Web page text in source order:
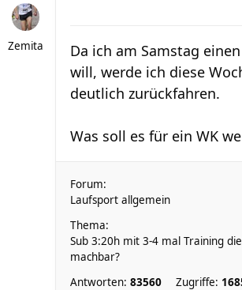
Zemita
Da ich am Samstag
will, werde ich diese
deutlich zurückfahren.
Was soll es für ein WK
Forum:
Laufsport allgemein
Thema:
Sub 3:20h mit 3-4 mal Training
machbar?
Antworten: 83560 Zugriffe: